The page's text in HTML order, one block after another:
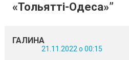
«Тольятті-Одеса»”
ГАЛИНА
21.11.2022 о 00:15